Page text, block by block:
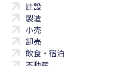
建設
製造
小売
卸売
飲食・宿泊